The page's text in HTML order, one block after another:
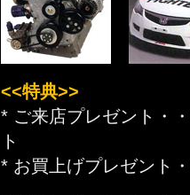
<<特典>>
* ご来店プレゼント・
ト
* お買上げプレゼント